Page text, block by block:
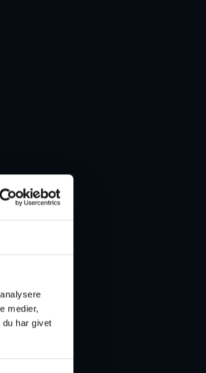
medier,
har givet